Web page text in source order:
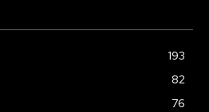
193
82
76